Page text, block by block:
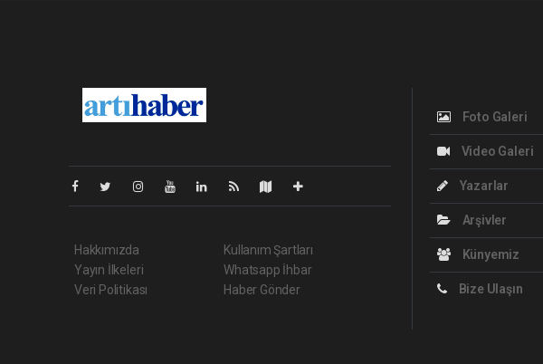
Hakkımızda
Yayın İlkeleri
Veri Politikası
Kullanım Şartları
Whatsapp İhbar
Haber Gönder
Foto Galeri
Video Galeri
Yazarlar
Arşivler
Künyemiz
Bize Ulaşın